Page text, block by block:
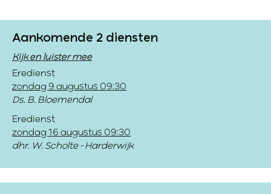
Aankomende 2 diensten
Kijk en luister mee
Eredienst
zondag 9 augustus 09:30
Ds. B. Bloemendal
Eredienst
zondag 16 augustus 09:30
dhr. W. Scholte - Harderwijk